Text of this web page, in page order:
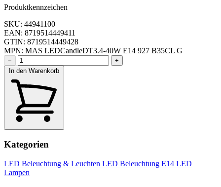
Produktkennzeichen
SKU: 44941100
EAN: 8719514449411
GTIN: 8719514449428
MPN: MAS LEDCandleDT3.4-40W E14 927 B35CL G
−
+
In den Warenkorb
Kategorien
LED Beleuchtung & Leuchten LED Beleuchtung E14 LED
Lampen